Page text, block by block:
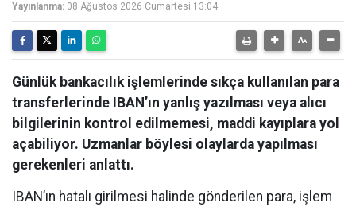
Yayınlanma: 08 Ağustos 2026 Cumartesi 13:04
Günlük bankacılık işlemlerinde sıkça kullanılan para
transferlerinde IBAN’ın yanlış yazılması veya alıcı
bilgilerinin kontrol edilmemesi, maddi kayıplara yol
açabiliyor. Uzmanlar böylesi olaylarda yapılması
gerekenleri anlattı.
IBAN’ın hatalı girilmesi halinde gönderilen para, işlem